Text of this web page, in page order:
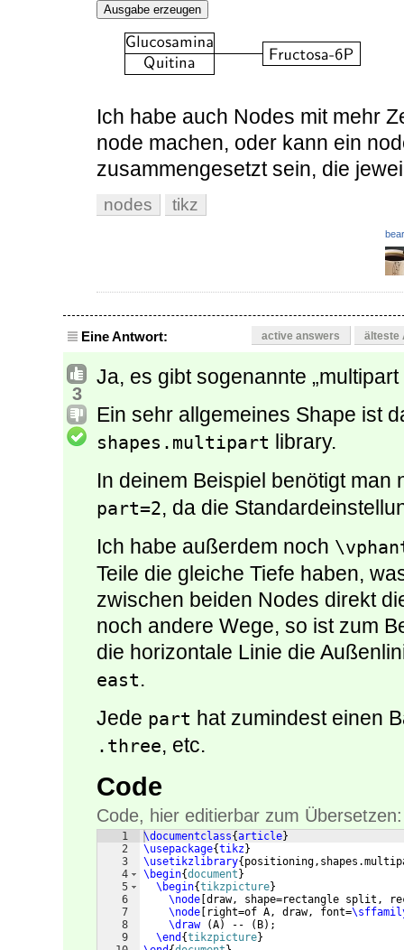
Ausgabe erzeugen
Ich habe auch Nodes mit mehr
node machen, oder kann ein
zusammengesetzt sein, die
nodes tikz
Eine Antwort: active answers älteste
3
Ja, es gibt sogenannte „multipart
Ein sehr allgemeines Shape ist
shapes.multipart library.
In deinem Beispiel benötigt
part=2, da die
Ich habe außerdem noch
Teile die gleiche Tiefe haben,
zwischen beiden Nodes direkt
noch andere Wege, so ist zum
die horizontale Linie die
east.
Jede part hat zumindest einen
.three, etc.
Code
Code, hier editierbar zum Übersetzen:
1
2
3
4
5
6
7
8
9
\documentclass{article}
\usepackage{tikz}
\usetikzlibrary{
\begin{document }
\begin{tikzpicture}
\node draw, shape=rectangle split,
\node
right=of A, draw, font=
\draw
(A) -- ( B) ;
\end {tikzpicture}